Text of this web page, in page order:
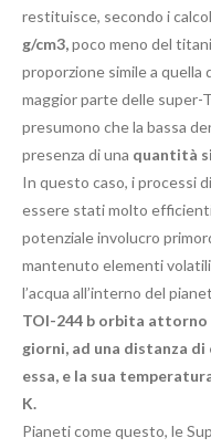
restituisce, secondo i
g/cm3,poco meno del
proporzione simile a quella
maggior parte delle super-
presumono che la bassa
presenza di una quantità
In questo caso, i processi
essere stati molto
potenziale involucro
mantenuto elementi
l’acqua all’interno del
TOI-244 b orbita attorno
giorni, ad una distanza di
essa, e la sua
K.
Pianeti come questo, le